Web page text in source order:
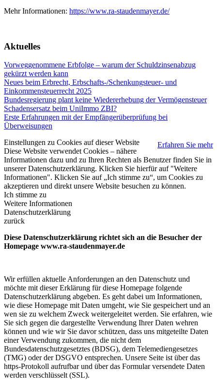
Mehr Informationen: https://www.ra-staudenmayer.de/
Aktuelles
Vorweggenommene Erbfolge – warum der Schuldzinsenabzug
gekürzt werden kann
Neues beim Erbrecht, Erbschafts-/Schenkungsteuer- und
Einkommensteuerrecht 2025
Bundesregierung plant keine Wiedererhebung der Vermögensteuer
Schadensersatz beim UniImmo ZBI?
Erste Erfahrungen mit der Empfängerüberprüfung bei
Überweisungen
Erfahren Sie mehr
Einstellungen zu Cookies auf dieser Website
Diese Website verwendet Cookies – nähere
Informationen dazu und zu Ihren Rechten als Benutzer finden Sie in
unserer Datenschutzerklärung. Klicken Sie hierfür auf "Weitere
Informationen". Klicken Sie auf „Ich stimme zu“, um Cookies zu
akzeptieren und direkt unsere Website besuchen zu können.
Ich stimme zu
Weitere Informationen
Datenschutzerklärung
zurück
Diese Datenschutzerklärung richtet sich an die Besucher der
Homepage www.ra-staudenmayer.de
Wir erfüllen aktuelle Anforderungen an den Datenschutz und
möchte mit dieser Erklärung für diese Homepage folgende
Datenschutzerklärung abgeben. Es geht dabei um Informationen,
wie diese Homepage mit Daten umgeht, wie Sie gespeichert und an
wen sie zu welchem Zweck weitergeleitet werden. Sie erfahren, wie
Sie sich gegen die dargestellte Verwendung Ihrer Daten wehren
können und wie wir Sie davor schützen, dass uns mitgeteilte Daten
einer Verwendung zukommen, die nicht dem
Bundesdatenschutzgesetztes (BDSG), dem Telemediengesetzes
(TMG) oder der DSGVO entsprechen. Unsere Seite ist über das
https-Protokoll aufrufbar und über das Formular versendete Daten
werden verschlüsselt (SSL).